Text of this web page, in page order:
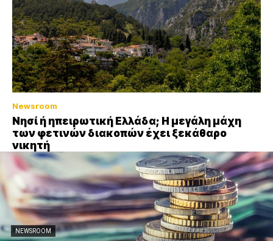
Newsroom
Νησί ή ηπειρωτική Ελλάδα; Η μεγάλη μάχη
των φετινών διακοπών έχει ξεκάθαρο
νικητή
NEWSROOM